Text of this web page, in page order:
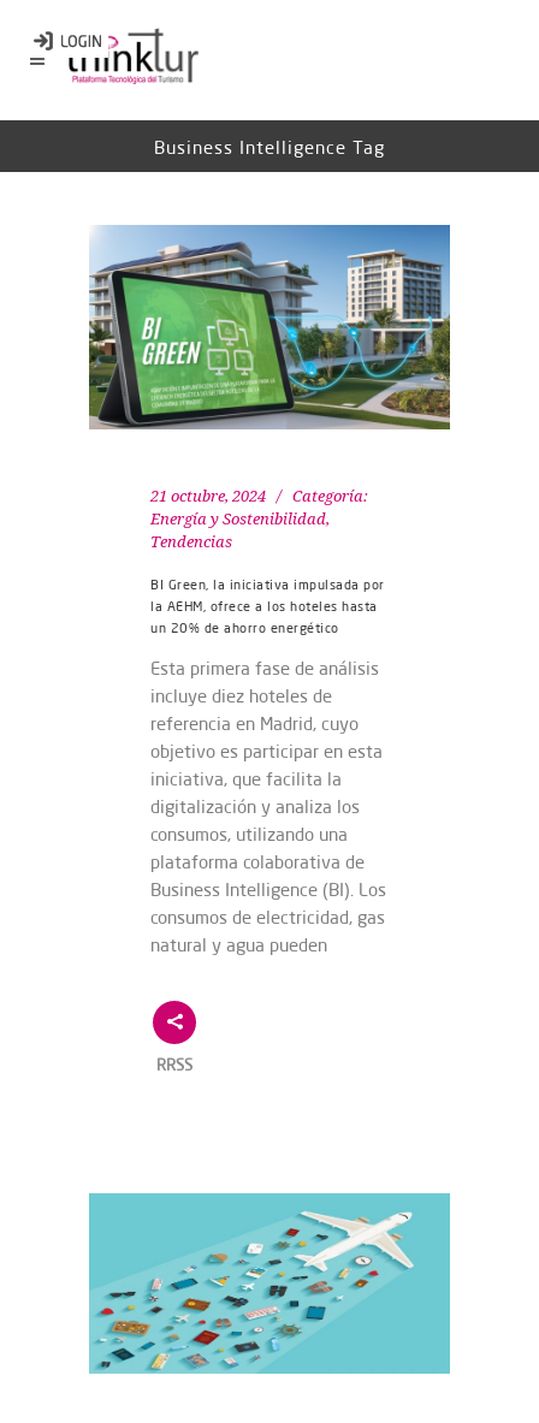
Business Intelligence Tag
21 octubre, 2024
Categoría:
Energía y Sostenibilidad,
Tendencias
BI Green, la iniciativa impulsada por
la AEHM, ofrece a los hoteles hasta
un 20% de ahorro energético
Esta primera fase de análisis
incluye diez hoteles de
referencia en Madrid, cuyo
objetivo es participar en esta
iniciativa, que facilita la
digitalización y analiza los
consumos, utilizando una
plataforma colaborativa de
Business Intelligence (BI). Los
consumos de electricidad, gas
natural y agua pueden
RRSS